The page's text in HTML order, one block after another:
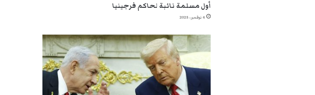
أول مسلمة نائبة لحاكم فرجينيا
4 نوفمبر، 2025